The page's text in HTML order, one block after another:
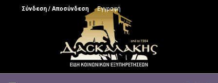
Σύνδεση / Αποσύνδεση Εγγραφή